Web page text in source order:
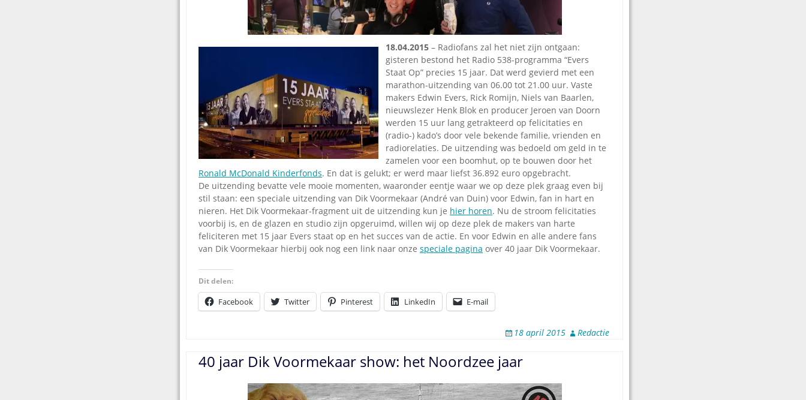
Omroepbanden
Stoomfluit Klaas
Vaak
Uitvinding
jinglecassette
18.04.2015 – Radiofans zal het niet zijn ontgaan:
gisteren bestond het Radio 538-programma “Evers
Staat Op” precies 15 jaar. Dat werd gevierd met een
marathon-uitzending van 06.00 tot 21.00 uur. Vaste
makers Edwin Evers, Rick Romijn, Niels van Baarlen,
nieuwslezer Henk Blok en producer Jeroen van Doorn
werden 15 uur lang getrakteerd op felicitaties en
(radio-) kado’s door vele bekende familie, vrienden en
radiorelaties. De uitzending was bedoeld om geld in te
zamelen voor een boomhut, op te bouwen door het
Ronald McDonald Kinderfonds. En dat is gelukt; er werd maar liefst 36.892 euro opgebracht.
De uitzending bevatte vele mooie momenten, waaronder eentje waar we op deze plek graag even bij
stil staan: een speciale uitzending van Dik Voormekaar (André van Duin) voor Edwin, fan in hart en
nieren. Het Dik Voormekaar-fragment uit de uitzending kun je hier horen. Nu de stroom felicitaties
voorbij is, en de glazen en studio zijn opgeruimd, willen wij op deze plek de makers van harte
feliciteren met 15 jaar Evers staat op en het succes van de actie. En voor Edwin en alle andere fans
van Dik Voormekaar hierbij ook nog een link naar onze speciale pagina over 40 jaar Dik Voormekaar.
Dit delen:
Facebook Twitter Pinterest LinkedIn E-mail
18 april 2015 Redactie
40 jaar Dik Voormekaar show: het Noordzee jaar